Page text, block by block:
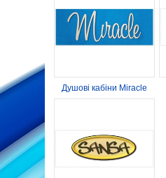
Душові кабіни Miracle